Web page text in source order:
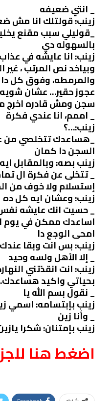
_ انتي ضعيفه
زينب: قولتلك انا مش
_قوليلي سبب مقنع
بالسهوله دي
زينب: انا عايشه في
وبياخد نص المرتب ، غير
والمرمطه، وفوق كل
عجوز حقير… عشان
سجن ومش قادره اخرج
_ اممم، انا عندي فكرة
زينب:…؟
_هساعدك تتخلصي من
السجن دا كمان
زينب بصه: وبالمقابل
_ تتخلى عن فكرة ال
إستسلام ولا خوف من
زينب: وعشان ايه كل ده
_ حسيت انك عايشه
اساعدك ممكن في يوم
امحى الوجع دا
زينب: بس انت وبقا
_ إلا الأهل ولسه وحيد
زينب: انت انقذتني
بحياتي واكيد هساعدك.
_ نقول بسم الله يا
زينب بإبتسامه: اسمي
_ وأنا زين
زينب بإمتنان: شكرا
اضغط هنا